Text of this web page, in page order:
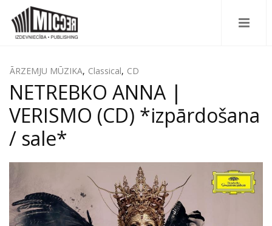
ĀRZEMJU MŪZIKA, Classical, CD
NETREBKO ANNA |
VERISMO (CD) *izpārdošana
/ sale*